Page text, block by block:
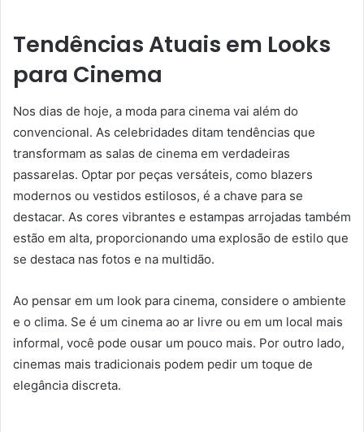
Tendências Atuais em Looks
para Cinema
Nos dias de hoje, a moda para cinema vai além do
convencional. As celebridades ditam tendências que
transformam as salas de cinema em verdadeiras
passarelas. Optar por peças versáteis, como blazers
modernos ou vestidos estilosos, é a chave para se
destacar. As cores vibrantes e estampas arrojadas também
estão em alta, proporcionando uma explosão de estilo que
se destaca nas fotos e na multidão.
Ao pensar em um look para cinema, considere o ambiente
e o clima. Se é um cinema ao ar livre ou em um local mais
informal, você pode ousar um pouco mais. Por outro lado,
cinemas mais tradicionais podem pedir um toque de
elegância discreta.